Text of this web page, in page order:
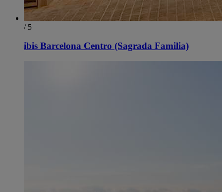
/ 5
ibis Barcelona Centro (Sagrada Familia)